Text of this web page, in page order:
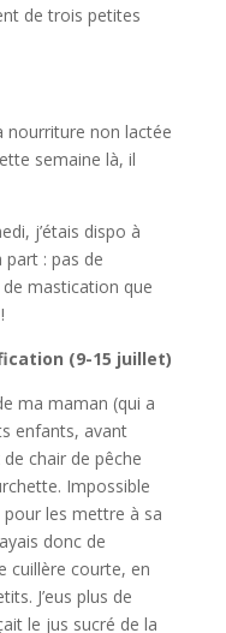
de trois petites
nourriture non lactée
semaine là, il
j’étais dispo à
: pas de
de mastication que
(9-15 juillet)
ma maman (qui a
enfants, avant
chair de pêche
Impossible
pour les mettre à sa
donc de
cuillère courte, en
J’eus plus de
le jus sucré de la